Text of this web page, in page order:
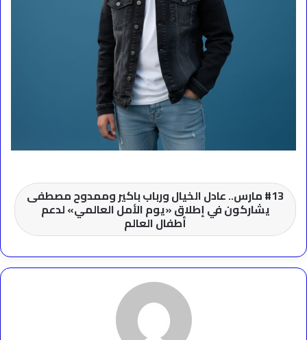
13 مارس.. عادل الخيال ورباب باكير وممدوح مصطفى
يشاركون في إطلاق «يوم الأمل العالمي» لدعم
أطفال العالم